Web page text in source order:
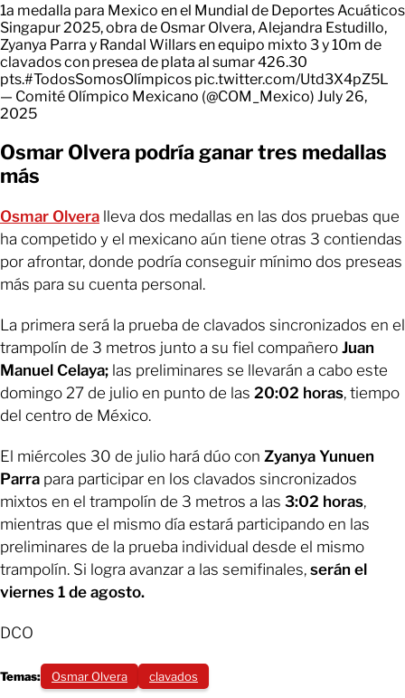
1a medalla para Mexico en el Mundial de Deportes Acuáticos
Singapur 2025, obra de Osmar Olvera, Alejandra Estudillo,
Zyanya Parra y Randal Willars en equipo mixto 3 y 10m de
clavados con presea de plata al sumar 426.30
pts.#TodosSomosOlímpicos pic.twitter.com/Utd3X4pZ5L
— Comité Olímpico Mexicano (@COM_Mexico) July 26,
2025
Osmar Olvera podría ganar tres medallas
más
Osmar Olvera lleva dos medallas en las dos pruebas que
ha competido y el mexicano aún tiene otras 3 contiendas
por afrontar, donde podría conseguir mínimo dos preseas
más para su cuenta personal.
La primera será la prueba de clavados sincronizados en el
trampolín de 3 metros junto a su fiel compañero Juan
Manuel Celaya; las preliminares se llevarán a cabo este
domingo 27 de julio en punto de las 20:02 horas, tiempo
del centro de México.
El miércoles 30 de julio hará dúo con Zyanya Yunuen
Parra para participar en los clavados sincronizados
mixtos en el trampolín de 3 metros a las 3:02 horas,
mientras que el mismo día estará participando en las
preliminares de la prueba individual desde el mismo
trampolín. Si logra avanzar a las semifinales, serán el
viernes 1 de agosto.
DCO
Temas: Osmar Olvera clavados